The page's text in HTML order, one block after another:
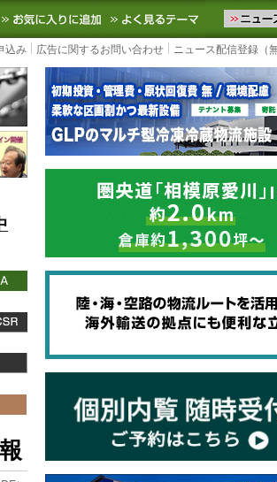
の最新の物流ニュースをお届けします
お気に入りに追加 よく見る
込み 広告に関するお問い合わせ ニュース配信登録（